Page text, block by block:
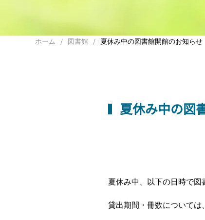
ホーム 図書館 夏休み中の図書館開館のお知らせ
夏休み中の図
夏休み中、以下の日時で図
貸出期間・冊数については